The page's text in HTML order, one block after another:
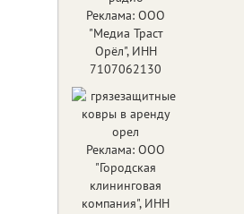
Реклама: ООО
"Медиа Траст
Орёл", ИНН
7107062130
Реклама: ООО
"Городская
клининговая
компания", ИНН